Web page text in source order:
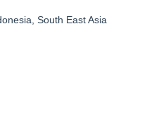
South East Asia